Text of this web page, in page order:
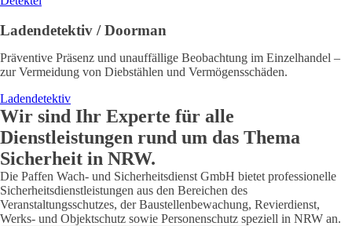
Ladendetektiv / Doorman
Präventive Präsenz und unauffällige Beobachtung im Einzelhandel –
zur Vermeidung von Diebstählen und Vermögensschäden.
Ladendetektiv
Wir sind Ihr Experte für alle
Dienstleistungen rund um das Thema
Sicherheit in NRW.
Die Paffen Wach- und Sicherheitsdienst GmbH bietet professionelle
Sicherheits­dienstleistungen aus den Bereichen des
Veranstaltungsschutzes, der Baustellenbewachung, Revierdienst,
Werks- und Objektschutz sowie Personenschutz speziell in NRW an.